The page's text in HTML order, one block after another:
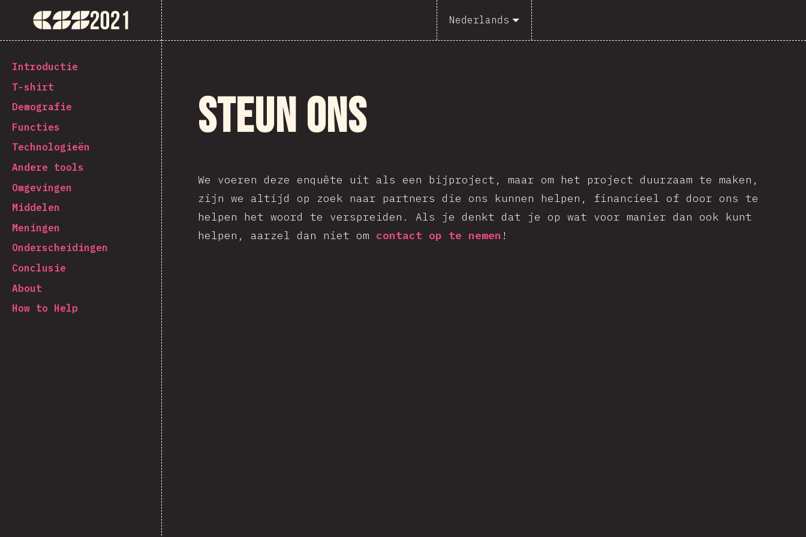
The State of CSS 2021
[nl-NL] general.back_to_intro
Introductie
T-shirt
Demografie
Functies
Technologieën
Andere tools
Omgevingen
Middelen
Meningen
Onderscheidingen
Conclusie
About
How to Help
Nederlands
Steun ons
We voeren deze enquête uit als een bijproject, maar om het project duurzaam te maken,
zijn we altijd op zoek naar partners die ons kunnen helpen, financieel of door ons te
helpen het woord te verspreiden. Als je denkt dat je op wat voor manier dan ook kunt
helpen, aarzel dan niet om contact op te nemen !